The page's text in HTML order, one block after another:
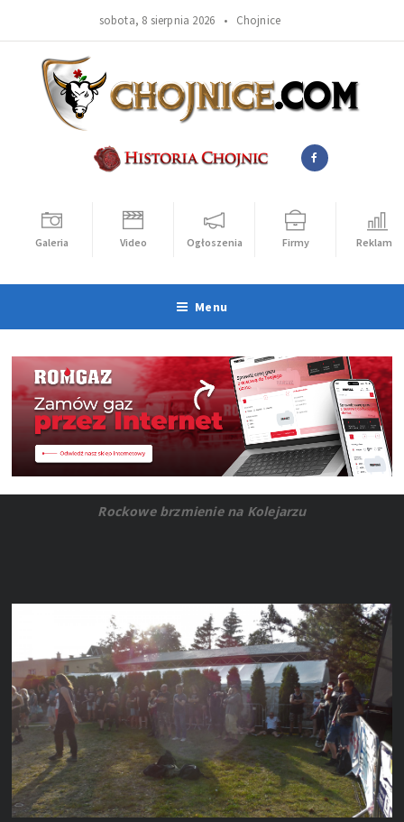
sobota, 8 sierpnia 2026 • Chojnice
Galeria Video Ogłoszenia Firmy Reklama
Menu
Rockowe brzmienie na Kolejarzu